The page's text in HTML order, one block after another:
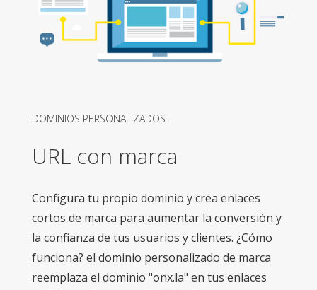
DOMINIOS PERSONALIZADOS
URL con marca
Configura tu propio dominio y crea enlaces
cortos de marca para aumentar la conversión y
la confianza de tus usuarios y clientes. ¿Cómo
funciona? el dominio personalizado de marca
reemplaza el dominio "onx.la" en tus enlaces